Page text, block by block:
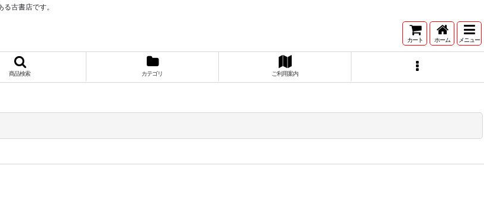
古書店です。
カート ホーム メニュー
商品検索 カテゴリ ご利用案内